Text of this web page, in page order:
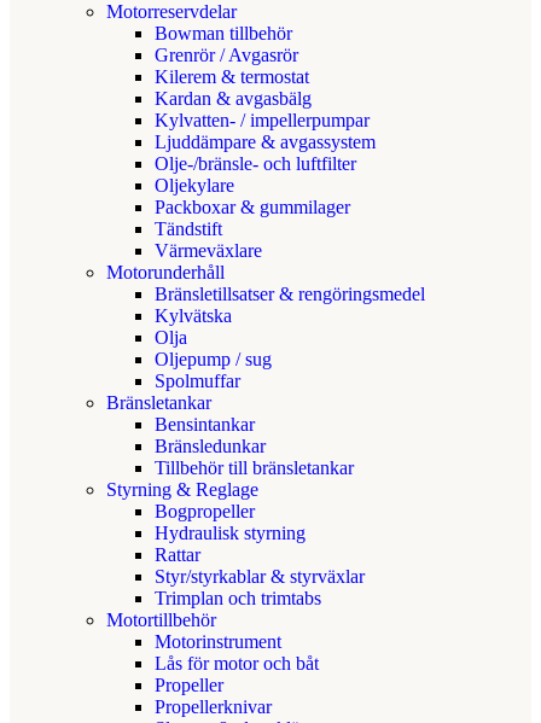
Motorreservdelar
Bowman tillbehör
Grenrör / Avgasrör
Kilerem & termostat
Kardan & avgasbälg
Kylvatten- / impellerpumpar
Ljuddämpare & avgassystem
Olje-/bränsle- och luftfilter
Oljekylare
Packboxar & gummilager
Tändstift
Värmeväxlare
Motorunderhåll
Bränsletillsatser & rengöringsmedel
Kylvätska
Olja
Oljepump / sug
Spolmuffar
Bränsletankar
Bensintankar
Bränsledunkar
Tillbehör till bränsletankar
Styrning & Reglage
Bogpropeller
Hydraulisk styrning
Rattar
Styr/styrkablar & styrväxlar
Trimplan och trimtabs
Motortillbehör
Motorinstrument
Lås för motor och båt
Propeller
Propellerknivar